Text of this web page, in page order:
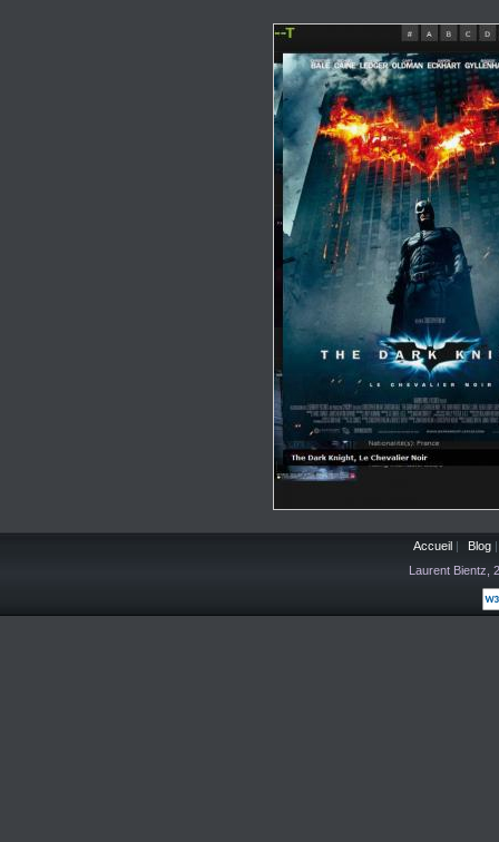
Accueil | Blog |
Laurent Bientz,